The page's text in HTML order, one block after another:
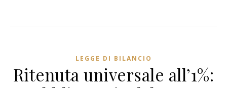
LEGGE DI BILANCIO
Ritenuta universale all’1%: